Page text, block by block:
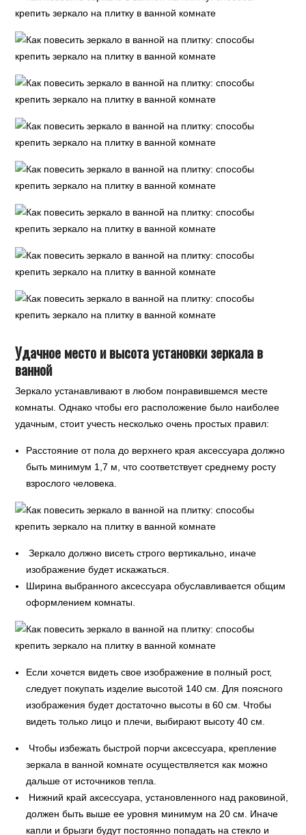
Удачное место и высота установки зеркала в
ванной
Зеркало устанавливают в любом понравившемся месте
комнаты. Однако чтобы его расположение было наиболее
удачным, стоит учесть несколько очень простых правил:
Расстояние от пола до верхнего края аксессуара должно
быть минимум 1,7 м, что соответствует среднему росту
взрослого человека.
Зеркало должно висеть строго вертикально, иначе
изображение будет искажаться.
Ширина выбранного аксессуара обуславливается общим
оформлением комнаты.
Если хочется видеть свое изображение в полный рост,
следует покупать изделие высотой 140 см. Для поясного
изображения будет достаточно высоты в 60 см. Чтобы
видеть только лицо и плечи, выбирают высоту 40 см.
Чтобы избежать быстрой порчи аксессуара, крепление
зеркала в ванной комнате осуществляется как можно
дальше от источников тепла.
Нижний край аксессуара, установленного над раковиной,
должен быть выше ее уровня минимум на 20 см. Иначе
капли и брызги будут постоянно попадать на стекло и